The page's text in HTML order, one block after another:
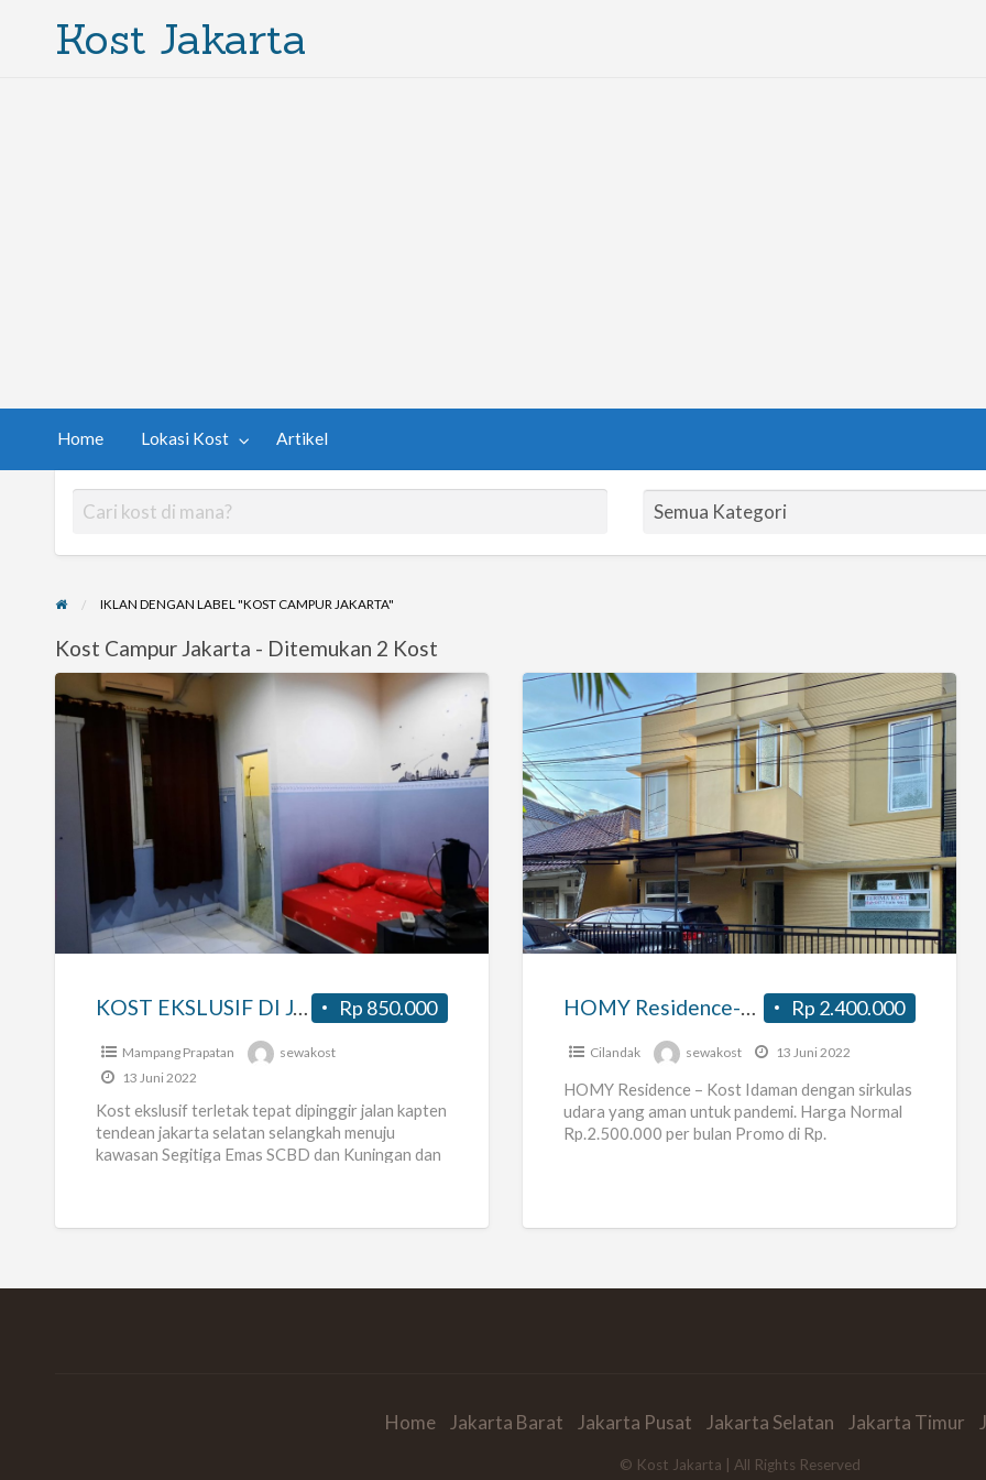
Kost Jakarta
Home Lokasi Kost Artikel
IKLAN DENGAN LABEL "KOST CAMPUR JAKARTA"
Kost Campur Jakarta - Ditemukan 2 Kost
KOST
EKSLUSIF
JAKARTA
Rp 850.000
KOST EKSLUSIF DI JAKARTA SELATAN
Mampang Prapatan
sewakost
13 Juni 2022
Kost ekslusif terletak tepat dipinggir jalan kapten
tendean jakarta selatan selangkah menuju
kawasan Segitiga Emas SCBD dan Kuningan dan
HOMY
Residence-
Kost
Idaman
MRT
Fatmawati
Rp 2.400.000
HOMY Residence-Kost Idaman Dekat Stasiun MRT Fatmawati
Cilandak sewakost 13 Juni 2022
HOMY Residence – Kost Idaman dengan sirkulas
udara yang aman untuk pandemi. Harga Normal
Rp.2.500.000 per bulan Promo di Rp.
Home Jakarta Barat Jakarta Pusat Jakarta Selatan Jakarta Timur
© Kost Jakarta | All Rights Reserved